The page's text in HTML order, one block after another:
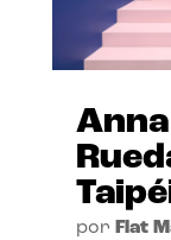
por Flat